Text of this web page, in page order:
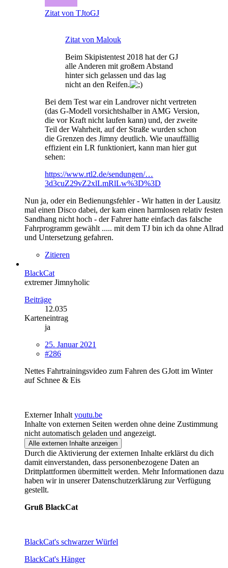
Zitat von TJtoGJ
Zitat von Malouk
Beim Skipistentest 2018 hat der GJ
alle Anderen mit großem Abstand
hinter sich gelassen und das lag
nicht an den Reifen.
Bei dem Test war ein Landrover nicht vertreten
(das G-Modell vorsichtshalber in AMG Version,
die vor Kraft nicht laufen kann) und, der zweite
Teil der Wahrheit, auf der Straße wurden schon
die Grenzen des Jimny deutlich. Wie unauffällig
effizient ein LR funktioniert, kann man hier gut
sehen:
https://www.rtl2.de/sendungen/…
3d3cuZ29vZ2xlLmRlLw%3D%3D
Nun ja, oder ein Bedienungsfehler - Wir hatten in der Lausitz
mal einen Disco dabei, der kam einen harmlosen relativ festen
Sandhang nicht hoch - der Fahrer hatte einfach das falsche
Fahrprogramm gewählt ..... mit dem TJ bin ich da ohne Allrad
und Untersetzung gefahren.
Zitieren
BlackCat
extremer Jimnyholic
Beiträge
12.035
Karteneintrag
ja
25. Januar 2021
#286
Nettes Fahrtrainingsvideo zum Fahren des GJott im Winter
auf Schnee & Eis
Externer Inhalt youtu.be
Inhalte von externen Seiten werden ohne deine Zustimmung
nicht automatisch geladen und angezeigt.
Alle externen Inhalte anzeigen
Durch die Aktivierung der externen Inhalte erklärst du dich
damit einverstanden, dass personenbezogene Daten an
Drittplattformen übermittelt werden. Mehr Informationen dazu
haben wir in unserer Datenschutzerklärung zur Verfügung
gestellt.
Gruß BlackCat
BlackCat's schwarzer Würfel
BlackCat's Hänger